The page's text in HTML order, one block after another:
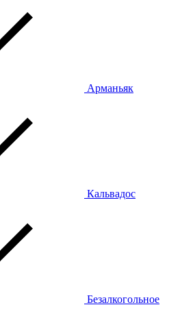
Арманьяк
Кальвадос
Безалкогольное